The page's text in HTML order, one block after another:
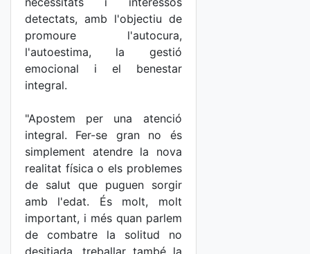
detectats, amb l'objectiu de
promoure l'autocura,
l'autoestima, la gestió
emocional i el benestar
integral.
"Apostem per una atenció
integral. Fer-se gran no és
simplement atendre la nova
realitat física o els problemes
de salut que puguen sorgir
amb l'edat. És molt, molt
important, i més quan parlem
de combatre la solitud no
desitjada, treballar també la